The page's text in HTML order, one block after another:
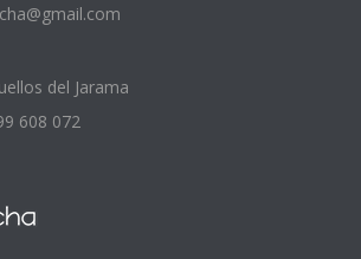
del Jarama
608 072